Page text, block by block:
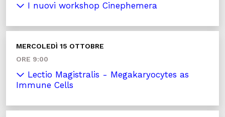
I nuovi workshop Cinephemera
MERCOLEDÌ 15 OTTOBRE
ORE 9:00
Lectio Magistralis - Megakaryocytes as
Immune Cells